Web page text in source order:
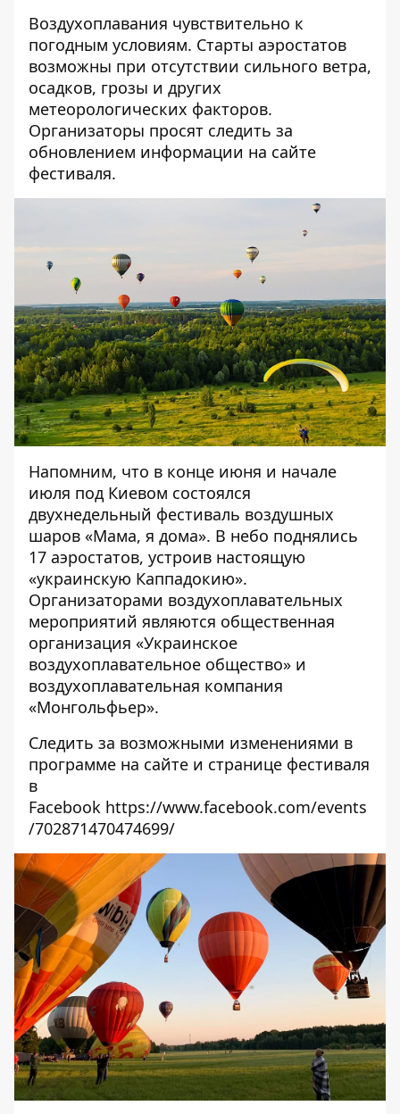
Воздухоплавания чувствительно к
погодным условиям. Старты аэростатов
возможны при отсутствии сильного ветра,
осадков, грозы и других
метеорологических факторов.
Организаторы просят следить за
обновлением информации на сайте
фестиваля.
Напомним, что в конце июня и начале
июля под Киевом состоялся
двухнедельный фестиваль воздушных
шаров «Мама, я дома». В небо поднялись
17 аэростатов, устроив настоящую
«украинскую Каппадокию».
Организаторами воздухоплавательных
мероприятий являются общественная
организация «Украинское
воздухоплавательное общество» и
воздухоплавательная компания
«Монгольфьер».
Следить за возможными изменениями в
программе на сайте и странице фестиваля
в
Facebook https://www.facebook.com/events
/702871470474699/